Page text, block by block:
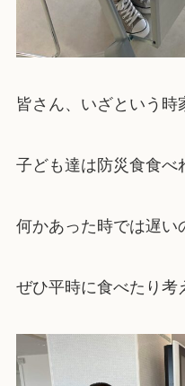
皆さん、いざという時
子ども達は防災食食べ
何かあった時では遅い
ぜひ平時に食べたり考